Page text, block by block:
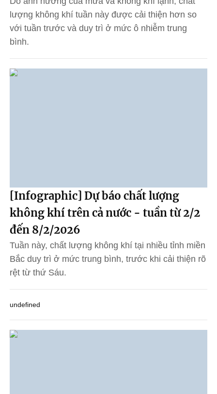
lượng không khí tuần này được cải thiện hơn so
với tuần trước và duy trì ở mức ô nhiễm trung
bình.
[Infographic] Dự báo chất lượng
không khí trên cả nước - tuần từ 2/2
đến 8/2/2026
Tuần này, chất lượng không khí tại nhiều tỉnh miền
Bắc duy trì ở mức trung bình, trước khi cải thiện rõ
rệt từ thứ Sáu.
undefined